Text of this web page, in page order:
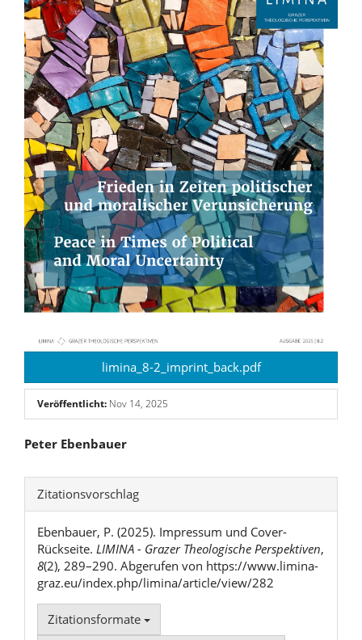
limina_8-2_imprint_back.pdf
Veröffentlicht: Nov 14, 2025
Hauptsächlicher
Artikelinhalt
Peter Ebenbauer
Artikel-
Details
Zitationsvorschlag
Ebenbauer, P. (2025). Impressum und Cover-
Rückseite. LIMINA - Grazer Theologische Perspektiven,
8(2), 289–290. Abgerufen von https://www.limina-
graz.eu/index.php/limina/article/view/282
Zitationsformate